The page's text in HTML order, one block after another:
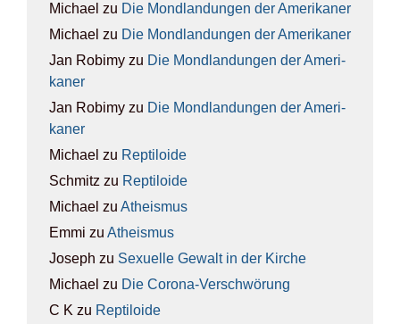
Michael zu Die Mond­lan­dun­gen der Ame­ri­ka­ner
Michael zu Die Mond­lan­dun­gen der Ame­ri­ka­ner
Jan Robimy zu Die Mond­lan­dun­gen der Ame­ri­
ka­ner
Jan Robimy zu Die Mond­lan­dun­gen der Ame­ri­
ka­ner
Michael zu Rep­ti­lo­ide
Schmitz zu Rep­ti­lo­ide
Michael zu Athe­is­mus
Emmi zu Athe­is­mus
Joseph zu Sexu­el­le Gewalt in der Kir­che
Michael zu Die Coro­na-Ver­schwö­rung
C K zu Rep­ti­lo­ide